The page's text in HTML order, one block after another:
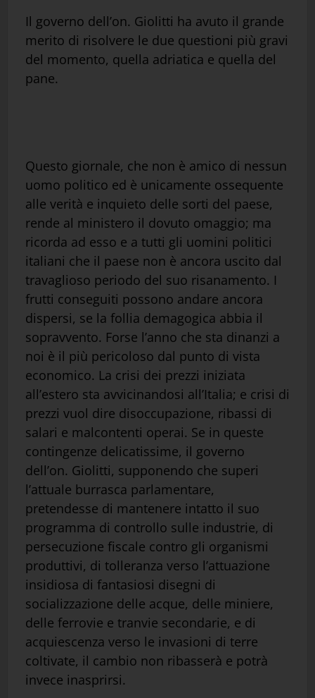
Il governo dell’on. Giolitti ha avuto il grande
merito di risolvere le due questioni più gravi
del momento, quella adriatica e quella del
pane.
Questo giornale, che non è amico di nessun
uomo politico ed è unicamente ossequente
alle verità e inquieto delle sorti del paese,
rende al ministero il dovuto omaggio; ma
ricorda ad esso e a tutti gli uomini politici
italiani che il paese non è ancora uscito dal
travaglioso periodo del suo risanamento. I
frutti conseguiti possono andare ancora
dispersi, se la follia demagogica abbia il
sopravvento. Forse l’anno che sta dinanzi a
noi è il più pericoloso dal punto di vista
economico. La crisi dei prezzi iniziata
all’estero sta avvicinandosi all’Italia; e crisi di
prezzi vuol dire disoccupazione, ribassi di
salari e malcontenti operai. Se in queste
contingenze delicatissime, il governo
dell’on. Giolitti, supponendo che superi
l’attuale burrasca parlamentare,
pretendesse di mantenere intatto il suo
programma di controllo sulle industrie, di
persecuzione fiscale contro gli organismi
produttivi, di tolleranza verso l’attuazione
insidiosa di fantasiosi disegni di
socializzazione delle acque, delle miniere,
delle ferrovie e tranvie secondarie, e di
acquiescenza verso le invasioni di terre
coltivate, il cambio non ribasserà e potrà
invece inasprirsi.